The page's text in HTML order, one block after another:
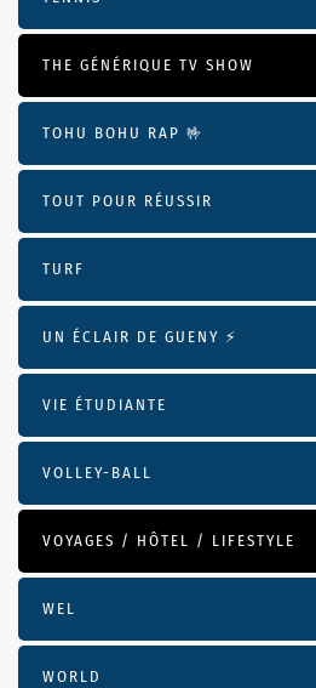
THE GÉNÉRIQUE TV SHOW
TOHU BOHU RAP 🤟
TOUT POUR RÉUSSIR
TURF
UN ÉCLAIR DE GUENY ⚡️
VIE ÉTUDIANTE
VOLLEY-BALL
VOYAGES / HÔTEL / LIFESTYLE
WEL
WORLD